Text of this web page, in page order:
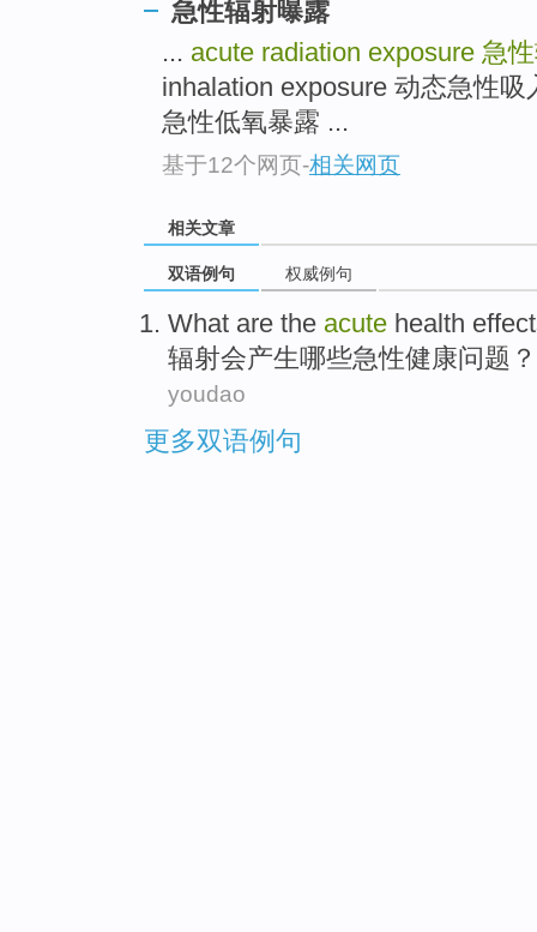
急性辐射曝露
... acute radiation exposure 急
inhalation exposure 动态急性
急性低氧暴露 ...
基于12个网页-相关网页
相关文章
双语例句 权威例句
What are the acute health
辐射会产生哪些急性健康问题 ？
youdao
更多双语例句